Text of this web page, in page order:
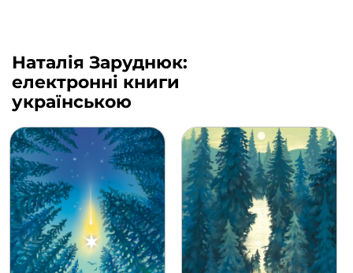
Авторка ніколи не припиняла цікавитися
міфологією, давніми працями, фольклором.
невелика казочка про лісовика. А потім з’явилися
нариси про відьму та хлопця, що втратить пам’ять. З
2020 до 2023 новела на 2-3 тисячі слів
перетворилася на рукопис на більш як 500 сторінок,
з власною світобудовою, великою кількістю
персонажів і повноцінним сюжетом.
Наталія писала цю історію всюди — в кав’ярнях, на
Наталія Заруднюк:
електронні книги
українською